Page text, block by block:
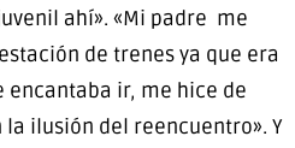
ahí». «Mi padre me
de trenes ya que era
ir, me hice de
ilusión del reencuentro». Y